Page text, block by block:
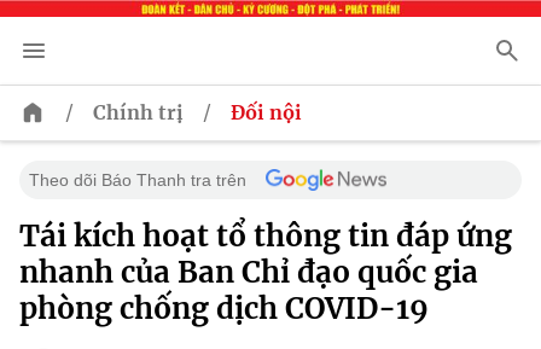
/ Chính trị / Đối nội
Theo dõi Báo Thanh tra trên
Tái kích hoạt tổ thông tin đáp ứng
nhanh của Ban Chỉ đạo quốc gia
phòng chống dịch COVID-19